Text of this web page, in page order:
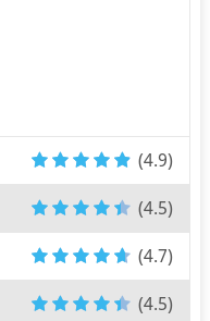
(4.9)
(4.5)
(4.7)
(4.5)